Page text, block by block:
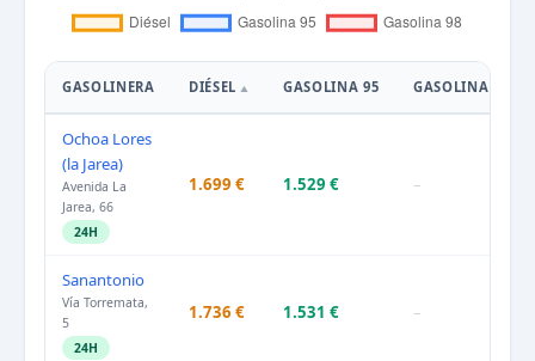
GASOLINERA DIÉSEL GASOLINA 95 GASOLINA 98
Ochoa Lores
(la Jarea)
Avenida La
Jarea, 66
24H
1.699 € 1.529 € –
Sanantonio
Vía Torremata,
5
24H
1.736 € 1.531 € –